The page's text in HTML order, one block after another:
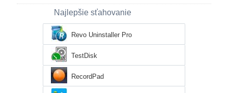
Najlepšie sťahovanie
Revo Uninstaller Pro
TestDisk
RecordPad